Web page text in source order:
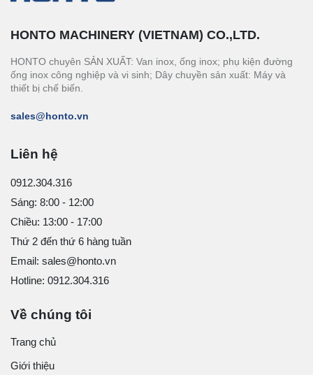
HONTO MACHINERY (VIETNAM) CO.,LTD.
HONTO chuyên SẢN XUẤT: Van inox, ống inox; phụ kiện đường
ống inox công nghiệp và vi sinh; Dây chuyền sản xuất: Máy và
thiết bị chế biến.
sales@honto.vn
Liên hệ
0912.304.316
Sáng: 8:00 - 12:00
Chiều: 13:00 - 17:00
Thứ 2 đến thứ 6 hàng tuần
Email: sales@honto.vn
Hotline: 0912.304.316
Về chúng tôi
Trang chủ
Giới thiệu